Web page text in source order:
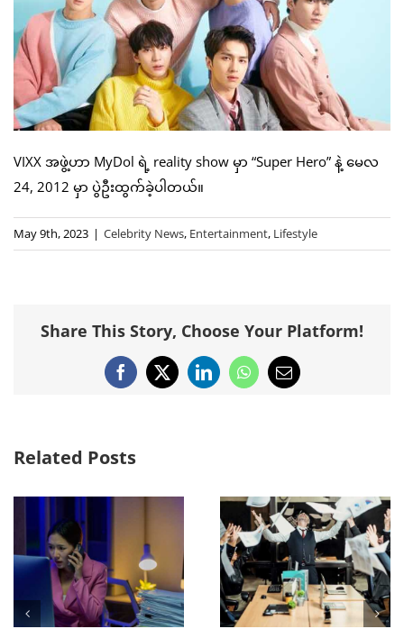
VIXX အဖွဲ့ဟာ MyDol ရဲ့ reality show မှာ “Super Hero” နဲ့ မေလ
24, 2012 မှာ ပွဲဦးထွက်ခဲ့ပါတယ်။
May 9th, 2023 | Celebrity News, Entertainment, Lifestyle
Share This Story, Choose Your Platform!
Facebook
X LinkedInWhatsApp
Email
Related Posts